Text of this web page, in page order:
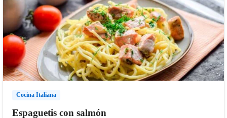
Cocina Italiana
Espaguetis con salmón